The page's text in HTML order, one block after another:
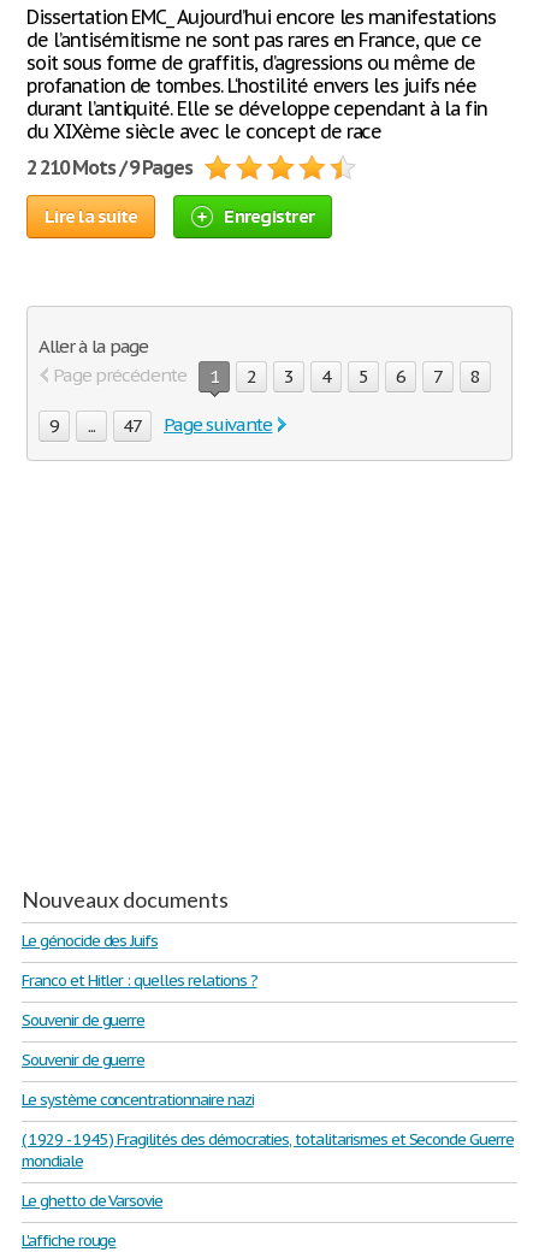
Dissertation EMC_ Aujourd’hui encore les manifestations
de l’antisémitisme ne sont pas rares en France, que ce
soit sous forme de graffitis, d’agressions ou même de
profanation de tombes. L‘hostilité envers les juifs née
durant l’antiquité. Elle se développe cependant à la fin
du XIXème siècle avec le concept de race
2 210 Mots / 9 Pages
Lire la suite Enregistrer
Aller à la page
Page précédente
1 2 3 4 5 6 7 8
9 ... 47 Page suivante
Nouveaux documents
Le génocide des Juifs
Franco et Hitler : quelles relations ?
Souvenir de guerre
Souvenir de guerre
Le système concentrationnaire nazi
( 1929 - 1945 ) Fragilités des démocraties, totalitarismes et Seconde Guerre
mondiale
Le ghetto de Varsovie
L'affiche rouge